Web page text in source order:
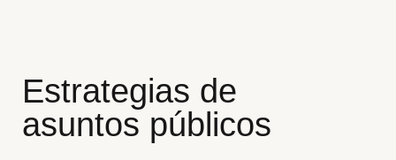
Estrategias de
asuntos públicos